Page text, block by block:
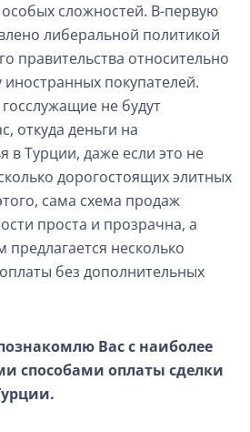
сложностей. В-первую
либеральной политикой
правительства относительно
иностранных покупателей.
не будут
откуда деньги на
в Турции, даже если это не
дорогостоящих элитных
сама схема продаж
проста и прозрачна, а
предлагается несколько
без дополнительных
Вас с наиболее
способами оплаты сделки